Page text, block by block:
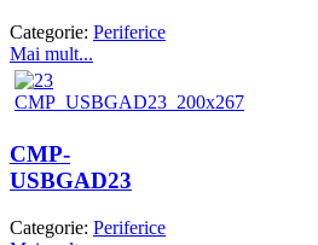
Categorie: Periferice
Mai mult...
CMP-
USBGAD23
Categorie: Periferice